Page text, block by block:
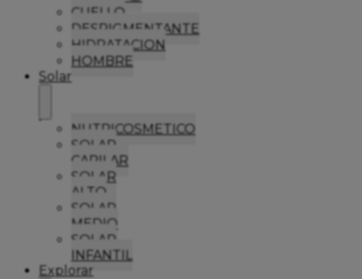
CUELLO
DESPIGMENTANTE
HIDRATACION
HOMBRE
Solar
NUTRICOSMETICO
SOLAR
CAPILAR
SOLAR
ALTO
SOLAR
MEDIO
SOLAR
INFANTIL
Explorar